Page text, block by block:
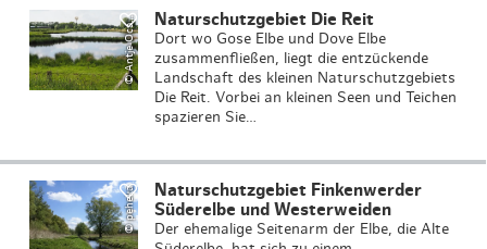
©
A
n
tj
e
O
c
a
m
p
o Naturschutzgebiet Die Reit
Dort wo Gose Elbe und Dove Elbe
zusammenfließen, liegt die entzückende
Landschaft des kleinen Naturschutzgebiets
Die Reit. Vorbei an kleinen Seen und Teichen
spazieren Sie…
© peheka
Naturschutzgebiet Finkenwerder
Süderelbe und Westerweiden
Der ehemalige Seitenarm der Elbe, die Alte